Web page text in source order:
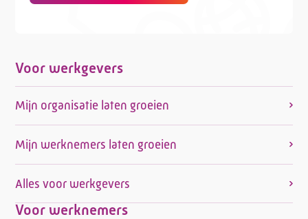
Voor werkgevers
Mijn organisatie laten groeien
Mijn werknemers laten groeien
Alles voor werkgevers
Voor werknemers